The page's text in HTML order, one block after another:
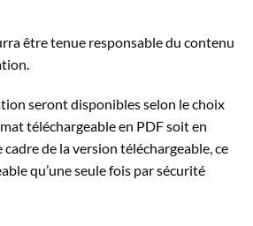
être tenue responsable du contenu
seront disponibles selon le choix
téléchargeable en PDF soit en
de la version téléchargeable, ce
qu’une seule fois par sécurité